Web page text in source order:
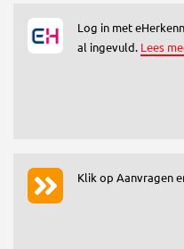
Log in met
al ingevuld. Lees
Klik op Aanvragen